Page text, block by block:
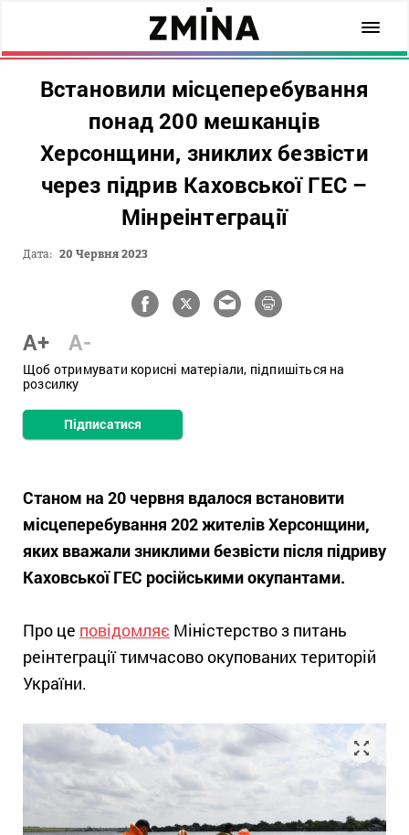
Встановили місцеперебування
понад 200 мешканців
Херсонщини, зниклих безвісти
через підрив Каховської ГЕС –
Мінреінтеграції
Дата: 20 Червня 2023
A+ A-
Щоб отримувати корисні матеріали, підпишіться на
розсилку
Підписатися
Станом на 20 червня вдалося встановити
місцеперебування 202 жителів Херсонщини,
яких вважали зниклими безвісти після підриву
Каховської ГЕС російськими окупантами.
Про це повідомляє Міністерство з питань
реінтеграції тимчасово окупованих територій
України.